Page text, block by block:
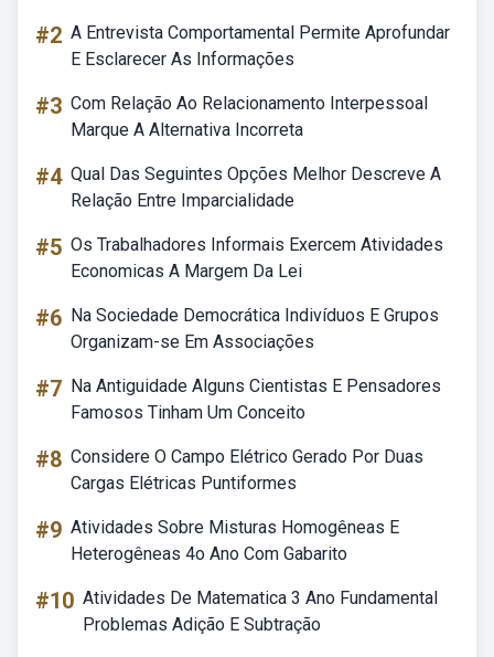
#2 A Entrevista Comportamental Permite Aprofundar
E Esclarecer As Informações
#3 Com Relação Ao Relacionamento Interpessoal
Marque A Alternativa Incorreta
#4 Qual Das Seguintes Opções Melhor Descreve A
Relação Entre Imparcialidade
#5 Os Trabalhadores Informais Exercem Atividades
Economicas A Margem Da Lei
#6 Na Sociedade Democrática Indivíduos E Grupos
Organizam-se Em Associações
#7 Na Antiguidade Alguns Cientistas E Pensadores
Famosos Tinham Um Conceito
#8 Considere O Campo Elétrico Gerado Por Duas
Cargas Elétricas Puntiformes
#9 Atividades Sobre Misturas Homogêneas E
Heterogêneas 4o Ano Com Gabarito
#10 Atividades De Matematica 3 Ano Fundamental
Problemas Adição E Subtração